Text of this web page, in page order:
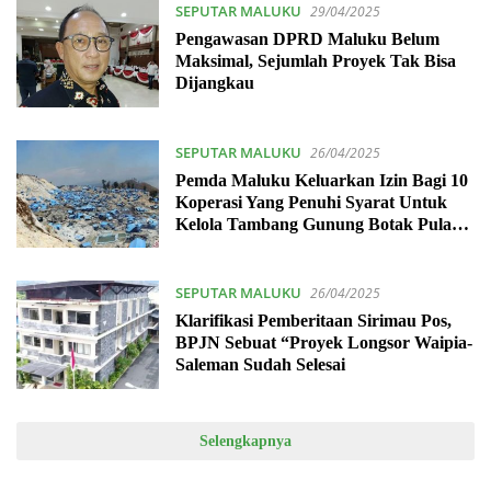
SEPUTAR MALUKU 29/04/2025
Pengawasan DPRD Maluku Belum
Maksimal, Sejumlah Proyek Tak Bisa
Dijangkau
SEPUTAR MALUKU 26/04/2025
Pemda Maluku Keluarkan Izin Bagi 10
Koperasi Yang Penuhi Syarat Untuk
Kelola Tambang Gunung Botak Pulau
SEPUTAR MALUKU 26/04/2025
Klarifikasi Pemberitaan Sirimau Pos,
BPJN Sebuat “Proyek Longsor Waipia-
Saleman Sudah Selesai
Selengkapnya